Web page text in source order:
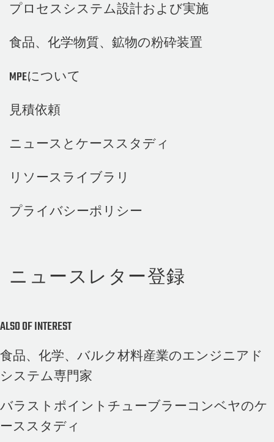
プロセスシステム設計および実施
食品、化学物質、鉱物の粉砕装置
MPEについて
見積依頼
ニュースとケーススタディ
リソースライブラリ
プライバシーポリシー
ニュースレター登録
ALSO OF INTEREST
食品、化学、バルク材料産業のエンジニアド
システム専門家
バラストポイントチューブラーコンベヤのケ
ーススタディ